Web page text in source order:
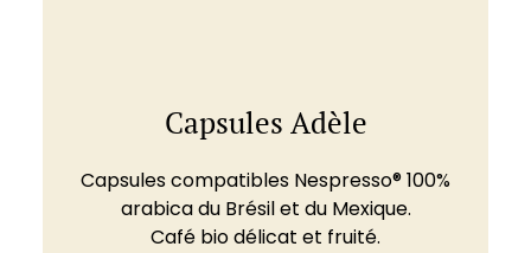
Capsules Adèle
Capsules compatibles Nespresso® 100%
arabica du Brésil et du Mexique.
Café bio délicat et fruité.